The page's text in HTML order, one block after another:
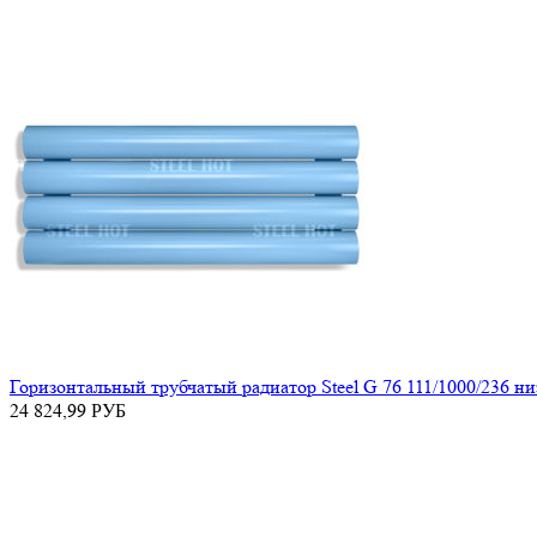
Горизонтальный трубчатый радиатор Steel G 76 111/1000/236
24 824,99 РУБ